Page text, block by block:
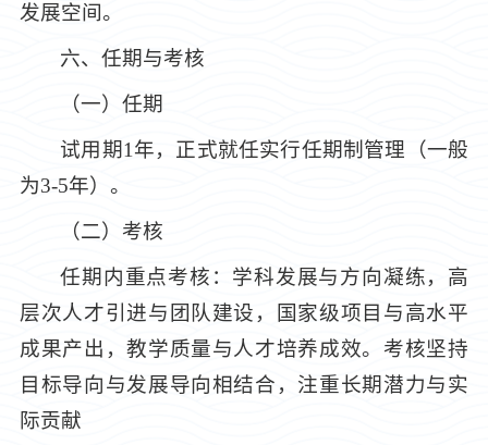
发展空间。
六、任期与考核
（一）任期
试用期1年，正式就任实行任期制管理（一般
为3-5年）。
（二）考核
任期内重点考核：学科发展与方向凝练，高
层次人才引进与团队建设，国家级项目与高水平
成果产出，教学质量与人才培养成效。考核坚持
目标导向与发展导向相结合，注重长期潜力与实
际贡献